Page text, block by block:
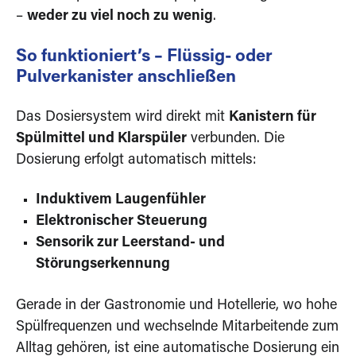
– weder zu viel noch zu wenig.
So funktioniert’s – Flüssig- oder
Pulverkanister anschließen
Das Dosiersystem wird direkt mit Kanistern für
Spülmittel und Klarspüler verbunden. Die
Dosierung erfolgt automatisch mittels:
Induktivem Laugenfühler
Elektronischer Steuerung
Sensorik zur Leerstand- und
Störungserkennung
Gerade in der Gastronomie und Hotellerie, wo hohe
Spülfrequenzen und wechselnde Mitarbeitende zum
Alltag gehören, ist eine automatische Dosierung ein